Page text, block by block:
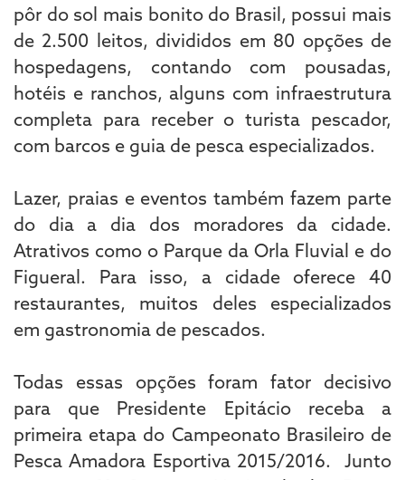
pôr do sol mais bonito do Brasil, possui mais
de 2.500 leitos, divididos em 80 opções de
hospedagens, contando com pousadas,
hotéis e ranchos, alguns com infraestrutura
completa para receber o turista pescador,
com barcos e guia de pesca especializados.
Lazer, praias e eventos também fazem parte
do dia a dia dos moradores da cidade.
Atrativos como o Parque da Orla Fluvial e do
Figueral. Para isso, a cidade oferece 40
restaurantes, muitos deles especializados
em gastronomia de pescados.
Todas essas opções foram fator decisivo
para que Presidente Epitácio receba a
primeira etapa do Campeonato Brasileiro de
Pesca Amadora Esportiva 2015/2016. Junto